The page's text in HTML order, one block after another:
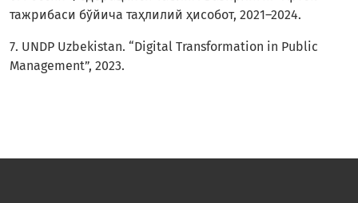
тажрибаси бўйича таҳлилий ҳисобот, 2021–2024.
7. UNDP Uzbekistan. “Digital Transformation in Public
Management”, 2023.